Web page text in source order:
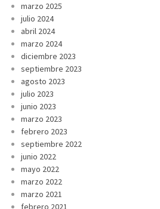
marzo 2025
julio 2024
abril 2024
marzo 2024
diciembre 2023
septiembre 2023
agosto 2023
julio 2023
junio 2023
marzo 2023
febrero 2023
septiembre 2022
junio 2022
mayo 2022
marzo 2022
marzo 2021
febrero 2021